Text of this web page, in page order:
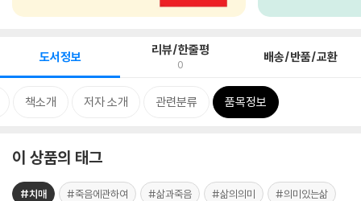
도서정보 리뷰/한줄평
0 배송/반품/교환
책소개 저자 소개 관련분류 품목정보
이 상품의 태그
#치매 #죽음에관하여 #삶과죽음 #삶의의미 #의미있는삶